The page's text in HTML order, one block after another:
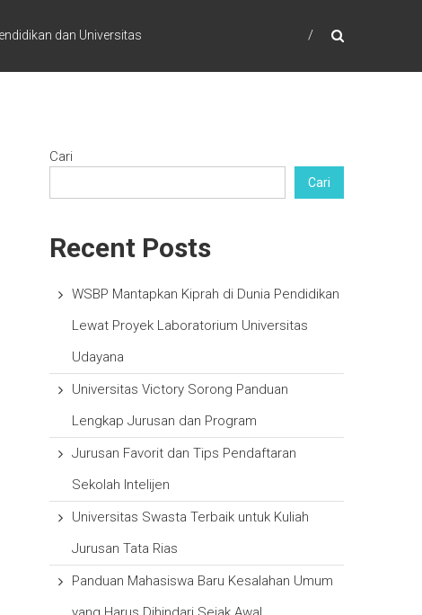
dan Universitas
Cari
Cari
Recent Posts
WSBP Mantapkan Kiprah di Dunia Pendidikan
Lewat Proyek Laboratorium Universitas
Udayana
Universitas Victory Sorong Panduan
Lengkap Jurusan dan Program
Jurusan Favorit dan Tips Pendaftaran
Sekolah Intelijen
Universitas Swasta Terbaik untuk Kuliah
Jurusan Tata Rias
Panduan Mahasiswa Baru Kesalahan Umum